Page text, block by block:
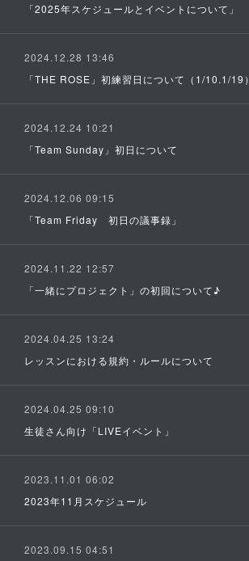
「2025年スケジュールとイベントについて」
2024.12.28 13:46
「THE ROSE」初練習日について（1/10.1/19）
2024.12.24 10:21
「Team Sunday」初日について
2024.12.06 09:15
「Team Friday 初日の議事録」
2024.11.22 12:57
「一緒にプロジェクト」の初回について♪
2024.04.25 13:24
レッスンにおける規約・ルールについて
2024.04.25 09:10
生徒さん向け「LIVEイベント」
2023.11.01 06:02
2023年11月スケジュール
2023.09.15 04:51